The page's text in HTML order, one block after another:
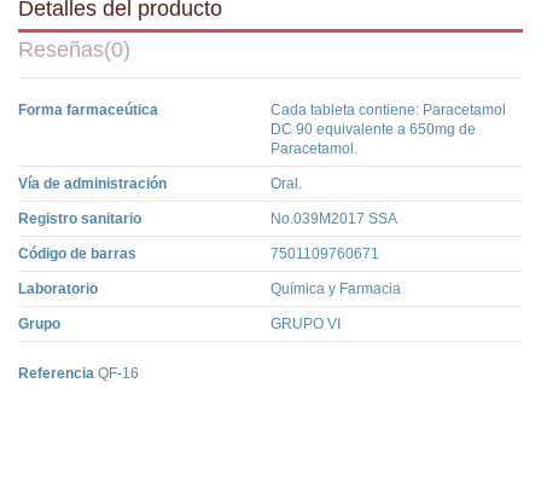
Detalles del producto
Reseñas(0)
Forma farmaceútica
Cada tableta contiene: Paracetamol
DC 90 equivalente a 650mg de
Paracetamol.
Vía de administración Oral.
Registro sanitario No.039M2017 SSA
Código de barras 7501109760671
Laboratorio Química y Farmacia
Grupo GRUPO VI
Referencia QF-16